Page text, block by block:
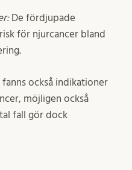
De fördjupade
för njurcancer bland
också indikationer
möjligen också
fall gör dock